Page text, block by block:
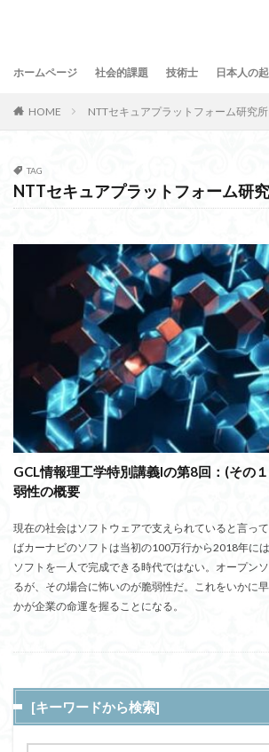
ホームページ 社会的課題 技術士 日本人の
HOME NTTセキュアプラットフォーム研究所
TAG
NTTセキュアプラットフォーム研
GCL情報理工学特別講義Iの第8回：(その
弱性の概要
現在の社会はソフトウェアで支えられていると言っ
ばカーナビのソフトは当初の100万行から2018年に
ソフトを一人で完成できる時代ではない。オープン
るが、その場合に怖いのが脆弱性だ。これをいかに
かが企業の命運を握ることになる。
[キーワードから検索]